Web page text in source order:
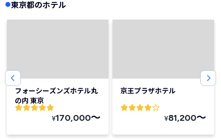
東京都のホテル
フォーシーズンズホテル丸
の内 東京
¥170,000〜
京王プラザホテル
¥81,200〜